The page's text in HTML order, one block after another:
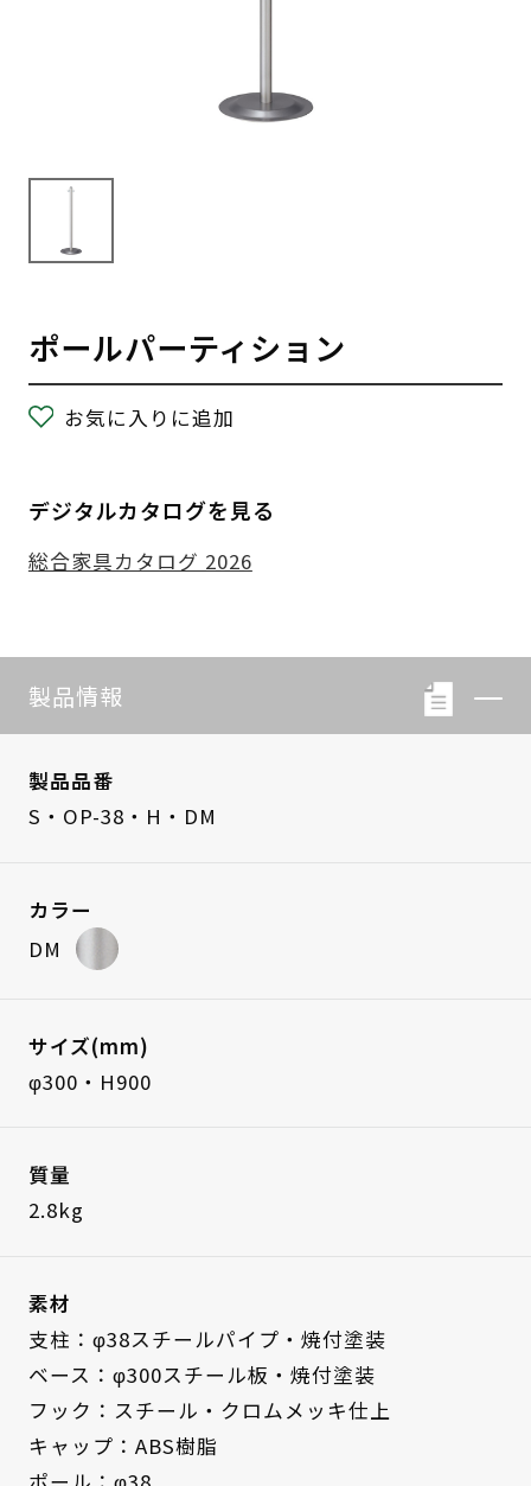
ポールパーティション
お気に入りに追加
デジタルカタログを見る
総合家具カタログ 2026
製品情報
製品品番
S・OP-38・H・DM
カラー
DM
サイズ(mm)
φ300・H900
質量
2.8kg
素材
支柱：φ38スチールパイプ・焼付塗装
ベース：φ300スチール板・焼付塗装
フック：スチール・クロムメッキ仕上
キャップ：ABS樹脂